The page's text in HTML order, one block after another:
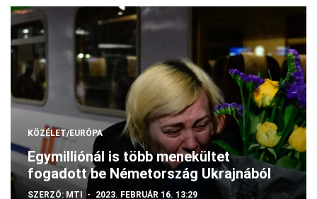
KÖZÉLET/EURÓPA
Egymilliónál is több menekültet
fogadott be Németország Ukrajnából
SZERZŐ: MTI 2023. FEBRUÁR 16. 13:29